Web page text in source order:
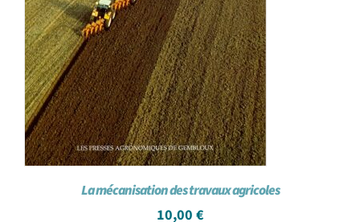
La mécanisation des travaux agricoles
10,00 €